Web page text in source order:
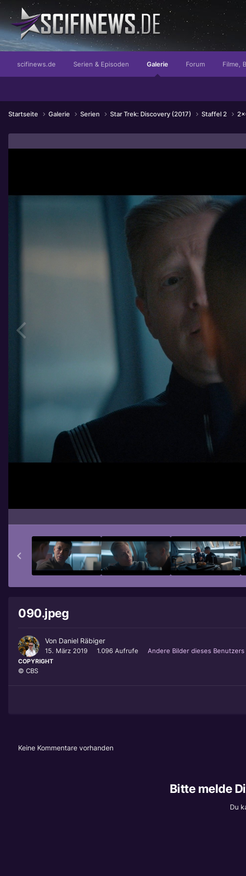
scifinews.de Serien & Episoden Galerie Forum Filme,
Startseite Galerie Serien Star Trek: Discovery (2017) Staffel 2
090.jpeg
Von Daniel Räbiger
15. März 2019 1.096 Aufrufe Andere Bilder dieses
COPYRIGHT
© CBS
Keine Kommentare vorhanden
Bitte melde
Du